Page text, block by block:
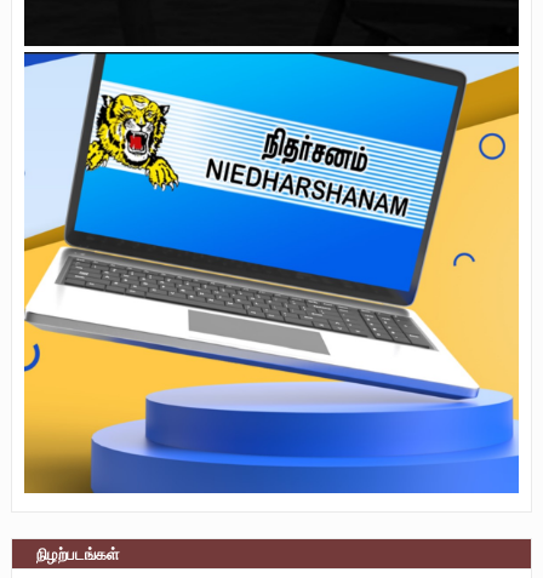
நிழற்படங்கள்